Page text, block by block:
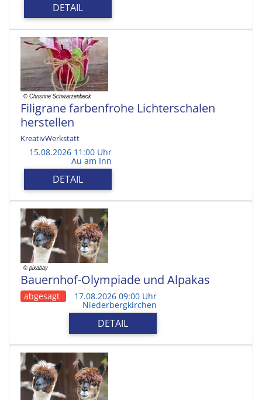
DETAIL
Filigrane farbenfrohe Lichterschalen
herstellen
KreativWerkstatt
15.08.2026 11:00 Uhr
Au am Inn
DETAIL
Bauernhof-Olympiade und Alpakas
abgesagt 17.08.2026 09:00 Uhr
Niederbergkirchen
DETAIL